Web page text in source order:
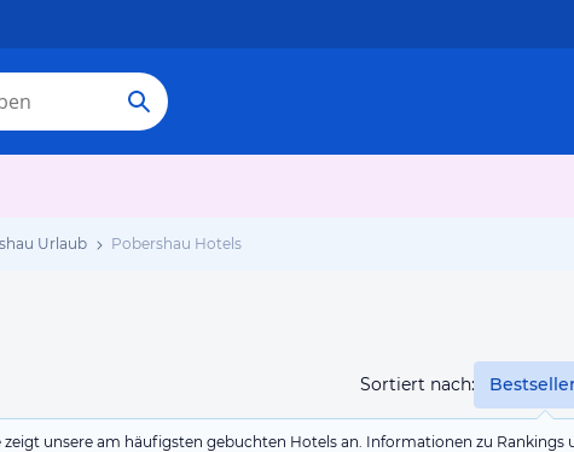
Urlaub Pobershau Hotels
Sortiert nach:
zeigt unsere am häufigsten gebuchten Hotels an. Informationen zu